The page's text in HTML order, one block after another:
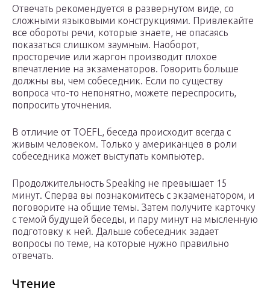
Отвечать рекомендуется в развернутом виде, со
сложными языковыми конструкциями. Привлекайте
все обороты речи, которые знаете, не опасаясь
показаться слишком заумным. Наоборот,
просторечие или жаргон производит плохое
впечатление на экзаменаторов. Говорить больше
должны вы, чем собеседник. Если по существу
вопроса что-то непонятно, можете переспросить,
попросить уточнения.
В отличие от TOEFL, беседа происходит всегда с
живым человеком. Только у американцев в роли
собеседника может выступать компьютер.
Продолжительность Speaking не превышает 15
минут. Сперва вы познакомитесь с экзаменатором, и
поговорите на общие темы. Затем получите карточку
с темой будущей беседы, и пару минут на мысленную
подготовку к ней. Дальше собеседник задает
вопросы по теме, на которые нужно правильно
отвечать.
Чтение